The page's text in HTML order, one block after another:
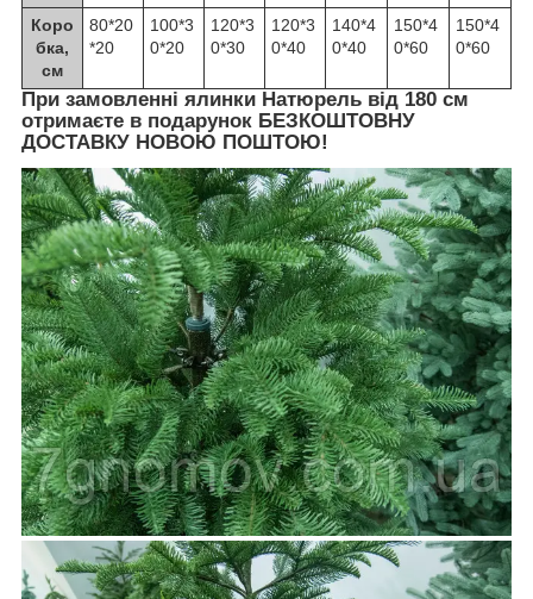
Коро
бка,
см
80*20
*20
100*3
0*20
120*3
0*30
120*3
0*40
140*4
0*40
150*4
0*60
150*4
0*60
При замовленні ялинки Натюрель від 180 см
отримаєте в подарунок БЕЗКОШТОВНУ
ДОСТАВКУ НОВОЮ ПОШТОЮ!